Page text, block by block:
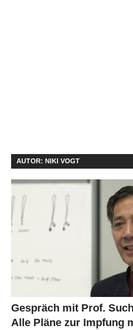
AUTOR: NIKI VOGT
Gespräch mit Prof.
Alle Pläne zur Impfung